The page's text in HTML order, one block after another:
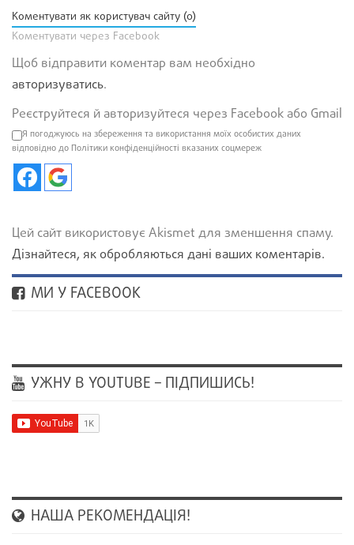
Коментувати як користувач сайту (0)
Коментувати через Facebook
Щоб відправити коментар вам необхідно
авторизуватись.
Реєструйтеся й авторизуйтеся через Facebook або Gmail
Я погоджуюсь на збереження та використання моїх особистих даних
відповідно до Політики конфіденційності вказаних соцмереж
Цей сайт використовує Akismet для зменшення спаму.
Дізнайтеся, як обробляються дані ваших коментарів.
МИ У FACEBOOK
УЖНУ В YOUTUBE – ПІДПИШИСЬ!
НАША РЕКОМЕНДАЦІЯ!